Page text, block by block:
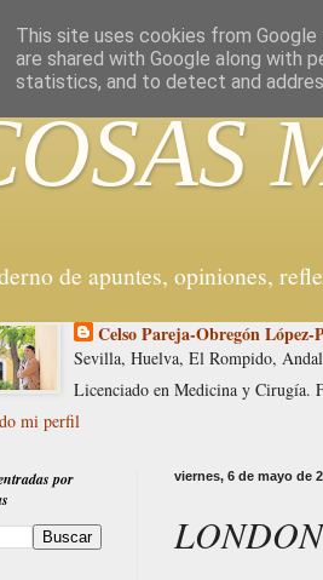
de apuntes, opiniones,
Celso Pareja-Obregón López-
Sevilla, Huelva, El Rompido,
Licenciado en Medicina y Cirugía.
mi perfil
viernes, 6 de mayo de
por
This site uses cookies from
are shared with Google along with
statistics, and to detect and